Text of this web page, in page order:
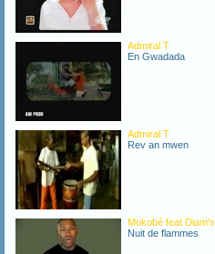
Admiral T
En Gwadada
Admiral T
Rev an mwen
Mokobé feat Diam's
Nuit de flammes